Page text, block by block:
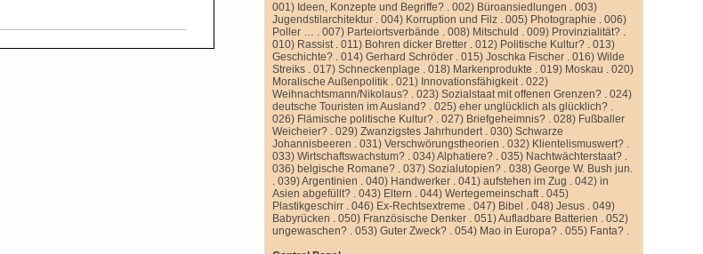
001) Ideen, Konzepte und Begriffe? .002) Büroansiedlungen .003)
Jugendstilarchitektur .004) Korruption und Filz .005) Photographie .006)
Poller … .007) Parteiortsverbände .008) Mitschuld .009) Provinzialität? .
010) Rassist.011) Bohren dicker Bretter .012) Politische Kultur? .013)
Geschichte? .014) Gerhard Schröder .015) Joschka Fischer .016) Wilde
Streiks .017) Schneckenplage .018) Markenprodukte .019) Moskau .020)
Moralische Außenpolitik .021) Innovationsfähigkeit.022)
Weihnachtsmann/Nikolaus? .023) Sozialstaat mit offenen Grenzen? .024)
deutsche Touristen im Ausland? .025) eher unglücklich als glücklich? .
026) Flämische politische Kultur? .027) Briefgeheimnis? .028) Fußballer
Weicheier? .029) Zwanzigstes Jahrhundert.030) Schwarze
Johannisbeeren .031) Verschwörungstheorien .032) Klientelismuswert? .
033) Wirtschaftswachstum? .034) Alphatiere? .035) Nachtwächterstaat? .
036) belgische Romane? .037) Sozialutopien? .038) George W. Bush jun.
.039) Argentinien .040) Handwerker .041) aufstehen im Zug .042) in
Asien abgefüllt? .043) Eltern .044) Wertegemeinschaft.045)
Plastikgeschirr .046) Ex-Rechtsextreme .047) Bibel .048) Jesus .049)
Babyrücken .050) Französische Denker .051) Aufladbare Batterien .052)
ungewaschen? .053) Guter Zweck? .054) Mao in Europa? .055) Fanta? .